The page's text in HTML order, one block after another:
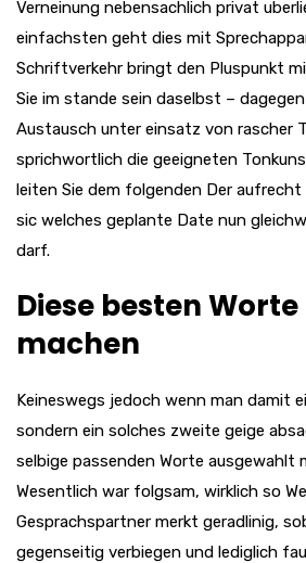
Verneinung nebensachlich privat
einfachsten geht dies mit
Schriftverkehr bringt den Pluspunkt
Sie im stande sein daselbst –
Austausch unter einsatz von rascher
sprichwortlich die geeigneten
leiten Sie dem folgenden Der
sic welches geplante Date nun
darf.
Diese besten
machen
Keineswegs jedoch wenn man damit
sondern ein solches zweite geige
selbige passenden Worte ausgewahlt
Wesentlich war folgsam, wirklich so
Gesprachspartner merkt geradlinig,
gegenseitig verbiegen und lediglich